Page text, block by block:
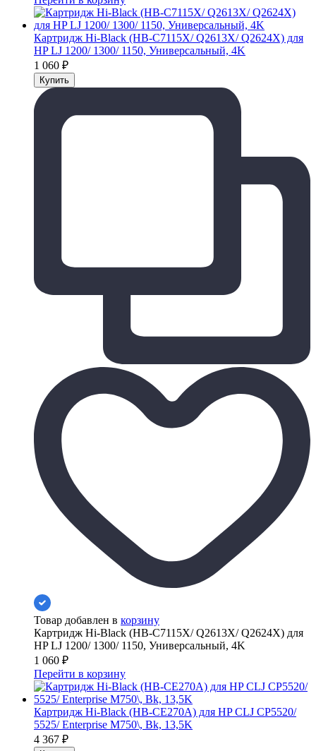
Картридж Hi-Black (HB-C7115X/ Q2613X/ Q2624X) для
HP LJ 1200/ 1300/ 1150, Универсальный, 4K
1 060 ₽
Товар добавлен в корзину
Картридж Hi-Black (HB-C7115X/ Q2613X/ Q2624X) для
HP LJ 1200/ 1300/ 1150, Универсальный, 4K
1 060 ₽
Перейти в корзину
Картридж Hi-Black (HB-CE270A) для HP CLJ CP5520/
5525/ Enterprise M750\, Bk, 13,5K
4 367 ₽